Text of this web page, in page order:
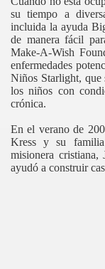
su tiempo a
incluida la ayuda
de manera fácil
Make-A-Wish
enfermedades
Niños Starlight, que
los niños con
crónica.
En el verano de
Kress y su
misionera
ayudó a construir